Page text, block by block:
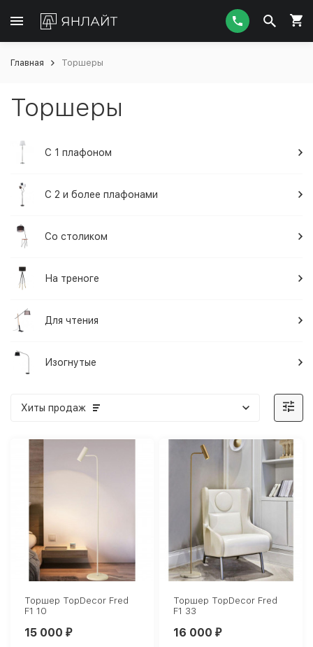
Главная Торшеры
Торшеры
С 1 плафоном
С 2 и более плафонами
Со столиком
На треноге
Для чтения
Изогнутые
Хиты продаж
Торшер TopDecor Fred
F1 10
15 000₽
Торшер TopDecor Fred
F1 33
16 000₽